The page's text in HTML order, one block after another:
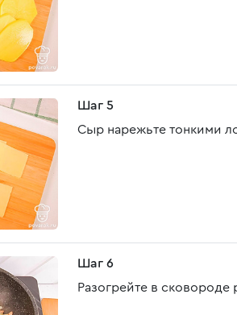
Шаг 5
Сыр нарежьте тонкими
Шаг 6
Разогрейте в сковороде